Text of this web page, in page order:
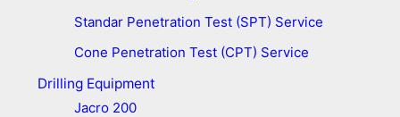
Standar Penetration Test (SPT) Service
Cone Penetration Test (CPT) Service
Drilling Equipment
Jacro 200